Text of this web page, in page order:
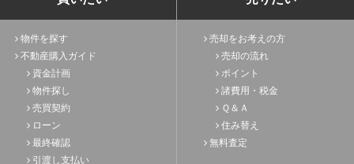
物件を探す
不動産購入ガイド
資金計画
物件探し
売買契約
ローン
最終確認
引渡し支払い
売却をお考えの方
売却の流れ
ポイント
諸費用・税金
Ｑ＆Ａ
住み替え
無料査定